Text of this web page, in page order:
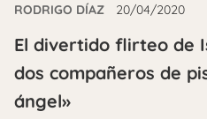
RODRIGO DÍAZ 20/04/2020
El divertido flirteo de
dos compañeros de
ángel»